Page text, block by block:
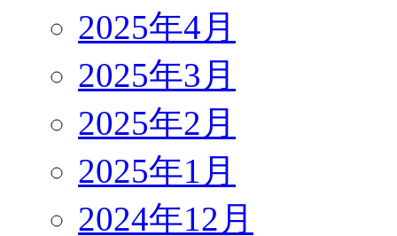
2025年4月
2025年3月
2025年2月
2025年1月
2024年12月